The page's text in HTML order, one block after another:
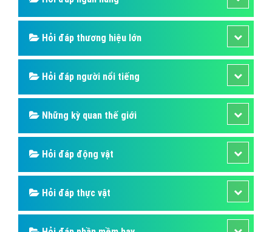
Hỏi đáp sức khỏe
Hỏi đáp tử vi phong thủy
Hỏi đáp thủ thuật máy tính
Hỏi đáp ngân hàng
Hỏi đáp thương hiệu lớn
Hỏi đáp người nổi tiếng